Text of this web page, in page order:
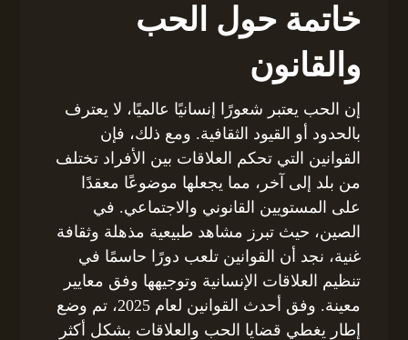
خاتمة حول الحب
والقانون
إن الحب يعتبر شعورًا إنسانيًا عالميًا، لا يعترف
بالحدود أو القيود الثقافية. ومع ذلك، فإن
القوانين التي تحكم العلاقات بين الأفراد تختلف
من بلد إلى آخر، مما يجعلها موضوعًا معقدًا
على المستويين القانوني والاجتماعي. في
الصين، حيث تبرز مشاهد طبيعية مذهلة وثقافة
غنية، نجد أن القوانين تلعب دورًا حاسمًا في
تنظيم العلاقات الإنسانية وتوجيهها وفق معايير
معينة. وفق أحدث القوانين لعام 2025، تم وضع
إطار يغطي قضايا الحب والعلاقات بشكل أكثر